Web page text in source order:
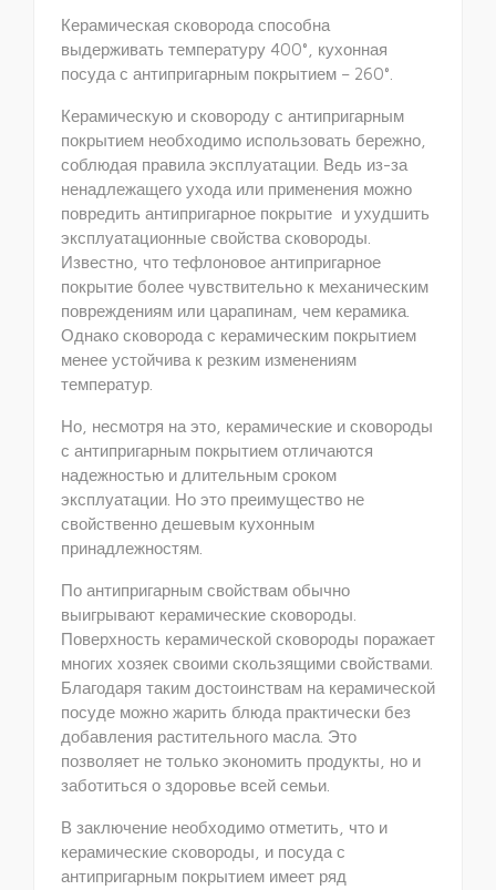
Керамическая сковорода способна
выдерживать температуру 400°, кухонная
посуда с антипригарным покрытием – 260°.
Керамическую и сковороду с антипригарным
покрытием необходимо использовать бережно,
соблюдая правила эксплуатации. Ведь из-за
ненадлежащего ухода или применения можно
повредить антипригарное покрытие и ухудшить
эксплуатационные свойства сковороды.
Известно, что тефлоновое антипригарное
покрытие более чувствительно к механическим
повреждениям или царапинам, чем керамика.
Однако сковорода с керамическим покрытием
менее устойчива к резким изменениям
температур.
Но, несмотря на это, керамические и сковороды
с антипригарным покрытием отличаются
надежностью и длительным сроком
эксплуатации. Но это преимущество не
свойственно дешевым кухонным
принадлежностям.
По антипригарным свойствам обычно
выигрывают керамические сковороды.
Поверхность керамической сковороды поражает
многих хозяек своими скользящими свойствами.
Благодаря таким достоинствам на керамической
посуде можно жарить блюда практически без
добавления растительного масла. Это
позволяет не только экономить продукты, но и
заботиться о здоровье всей семьи.
В заключение необходимо отметить, что и
керамические сковороды, и посуда с
антипригарным покрытием имеет ряд